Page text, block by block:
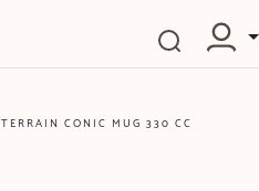
TERRAIN CONIC MUG 330 CC